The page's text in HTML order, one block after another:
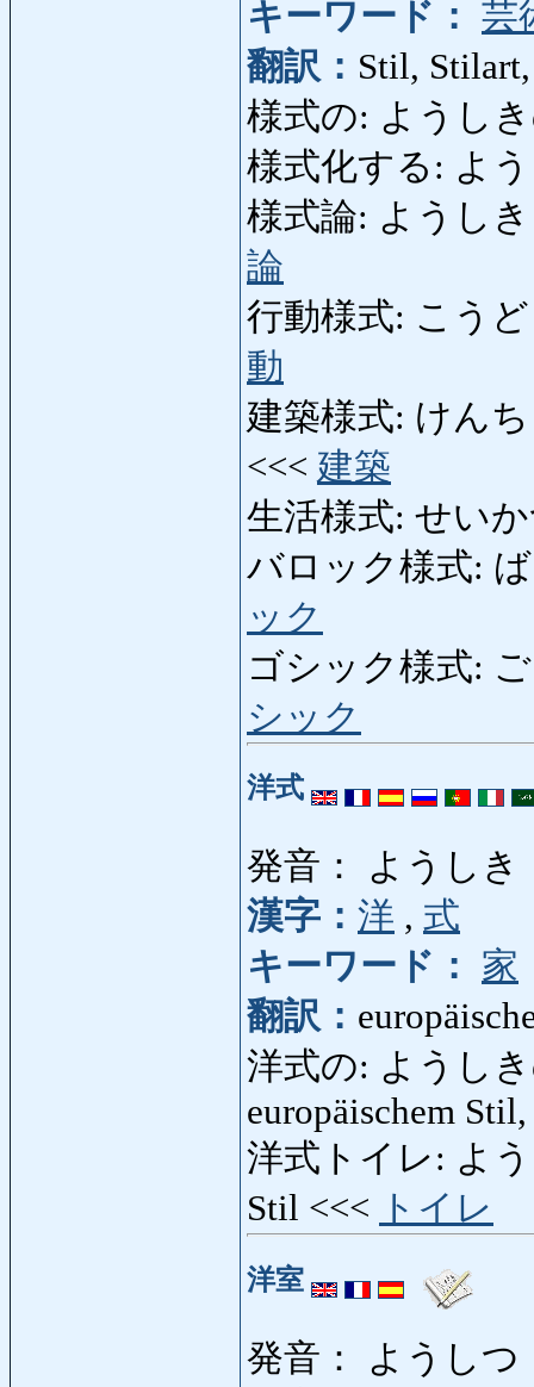
キーワード： 芸
翻訳： Stil,
様式の: ようし
様式化する: よ
様式論: ようし
論
行動様式: こう
動
建築様式: けん
<<< 建築
生活様式: せい
バロック様式:
ック
ゴシック様式:
シック
洋式
発音： ようしき
漢字： 洋 , 式
キーワード：
家
翻訳：
洋式の: ようしき
europäischem
洋式トイレ: よう
Stil <<<
トイレ
洋室
発音： ようしつ